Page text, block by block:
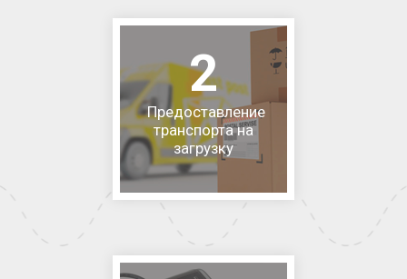
2
Предоставление
транспорта на
загрузку